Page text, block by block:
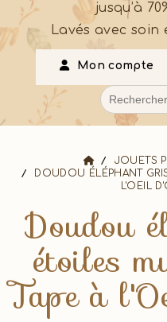
jusqu’à
Lavés avec soin
Mon compte
JOUETS
DOUDOU ÉLÉPHANT
L'OEIL
Doudou
étoiles
Tape à